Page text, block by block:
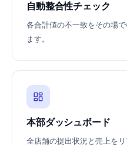
自動整合性チェック
各合計値の不一致をその場
ます。
本部ダッシュボード
全店舗の提出状況と売上を